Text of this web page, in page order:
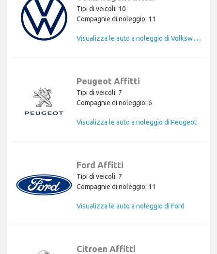
Tipi di veicoli: 10
Compagnie di noleggio: 11
V
isualizza le auto a noleggio di Volkswagen
Peugeot Affitti
Tipi di veicoli: 7
Compagnie di noleggio: 6
Visualizza le auto a noleggio di Peugeot
Ford Affitti
Tipi di veicoli: 7
Compagnie di noleggio: 11
Visualizza le auto a noleggio di Ford
Citroen Affitti